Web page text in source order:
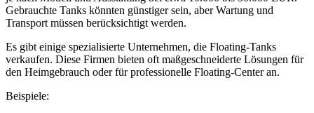
Gebrauchte Tanks könnten günstiger sein, aber Wartung und
Transport müssen berücksichtigt werden.
Es gibt einige spezialisierte Unternehmen, die Floating-Tanks
verkaufen. Diese Firmen bieten oft maßgeschneiderte Lösungen für
den Heimgebrauch oder für professionelle Floating-Center an.
Beispiele: